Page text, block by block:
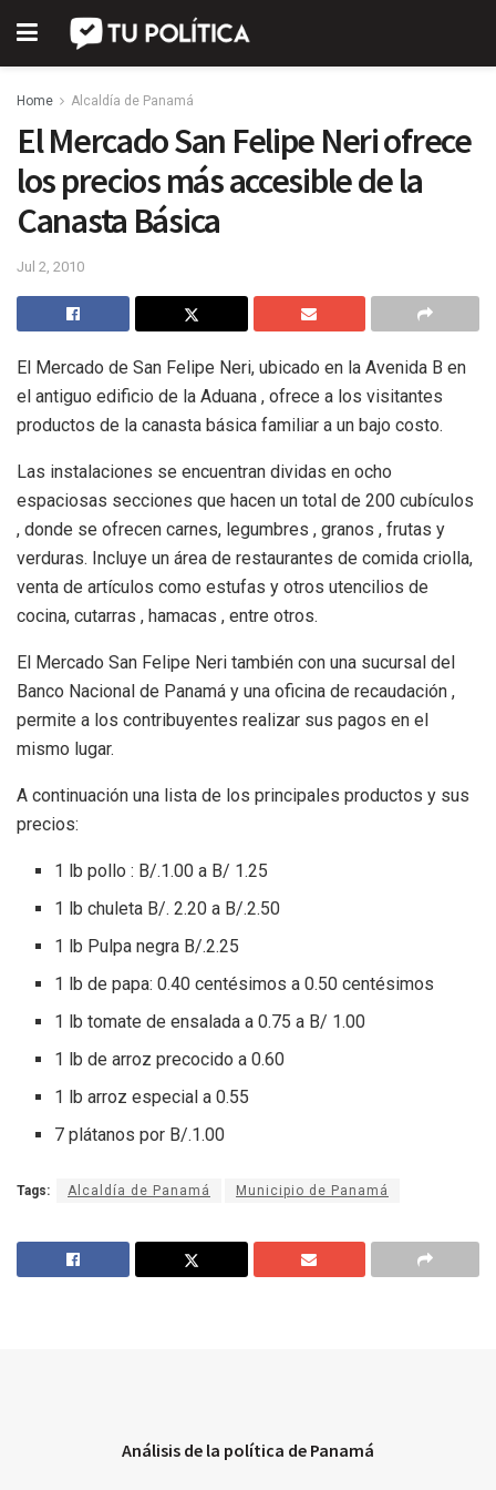
Home Alcaldía de Panamá
El Mercado San Felipe Neri ofrece
los precios más accesible de la
Canasta Básica
Jul 2, 2010
El Mercado de San Felipe Neri, ubicado en la Avenida B en
el antiguo edificio de la Aduana , ofrece a los visitantes
productos de la canasta básica familiar a un bajo costo.
Las instalaciones se encuentran dividas en ocho
espaciosas secciones que hacen un total de 200 cubículos
, donde se ofrecen carnes, legumbres , granos , frutas y
verduras. Incluye un área de restaurantes de comida criolla,
venta de artículos como estufas y otros utencilios de
cocina, cutarras , hamacas , entre otros.
El Mercado San Felipe Neri también con una sucursal del
Banco Nacional de Panamá y una oficina de recaudación ,
permite a los contribuyentes realizar sus pagos en el
mismo lugar.
A continuación una lista de los principales productos y sus
precios:
1 lb pollo : B/.1.00 a B/ 1.25
1 lb chuleta B/. 2.20 a B/.2.50
1 lb Pulpa negra B/.2.25
1 lb de papa: 0.40 centésimos a 0.50 centésimos
1 lb tomate de ensalada a 0.75 a B/ 1.00
1 lb de arroz precocido a 0.60
1 lb arroz especial a 0.55
7 plátanos por B/.1.00
Tags: Alcaldía de Panamá Municipio de Panamá
Análisis de la política de Panamá